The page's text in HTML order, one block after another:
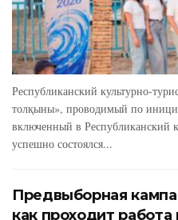
Республиканский культурно-
толқыны», проводимый по
включенный в Республиканский
успешно состоялся...
Предвыборная
как проходит